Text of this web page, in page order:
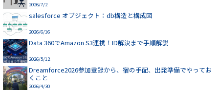
2026/7/2
salesforce オブジェクト：db構造と構成図
2026/6/16
Data 360でAmazon S3連携！ID解決まで手順解説
2026/5/12
Dreamforce2026参加登録から、宿の手配、出発準備でやってお
くこと
2026/4/30